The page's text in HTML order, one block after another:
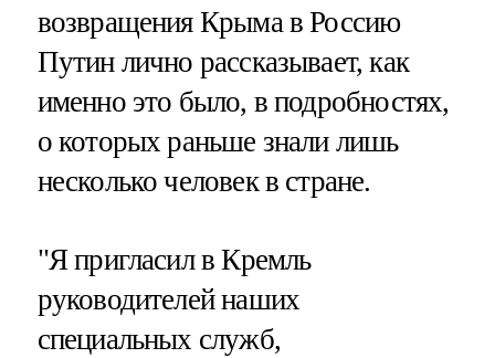
возвращения Крыма в Россию
Путин лично рассказывает, как
именно это было, в подробностях,
о которых раньше знали лишь
несколько человек в стране.
"Я пригласил в Кремль
руководителей наших
специальных служб,